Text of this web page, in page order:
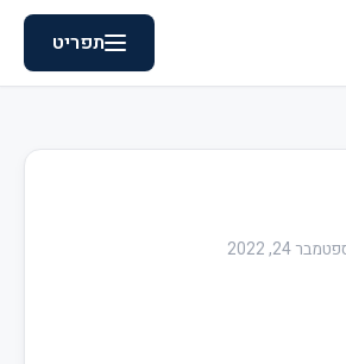
תפריט
24, 2022